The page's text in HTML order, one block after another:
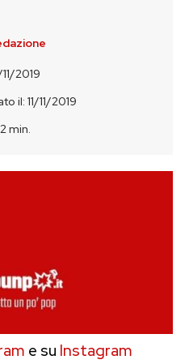
11/2019
il: 11/11/2019
2min.
e su Instagram